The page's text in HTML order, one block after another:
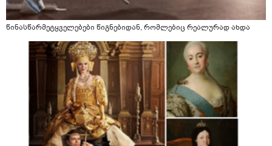
წინასწარმეტყველებები წიგნებიდან, რომლებიც რეალურად ახდა